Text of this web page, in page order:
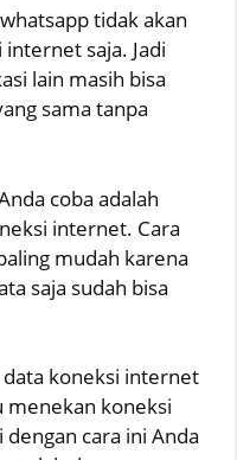
tidak akan
saja. Jadi
lain masih bisa
sama tanpa
coba adalah
internet. Cara
mudah karena
saja sudah bisa
koneksi internet
menekan koneksi
cara ini Anda